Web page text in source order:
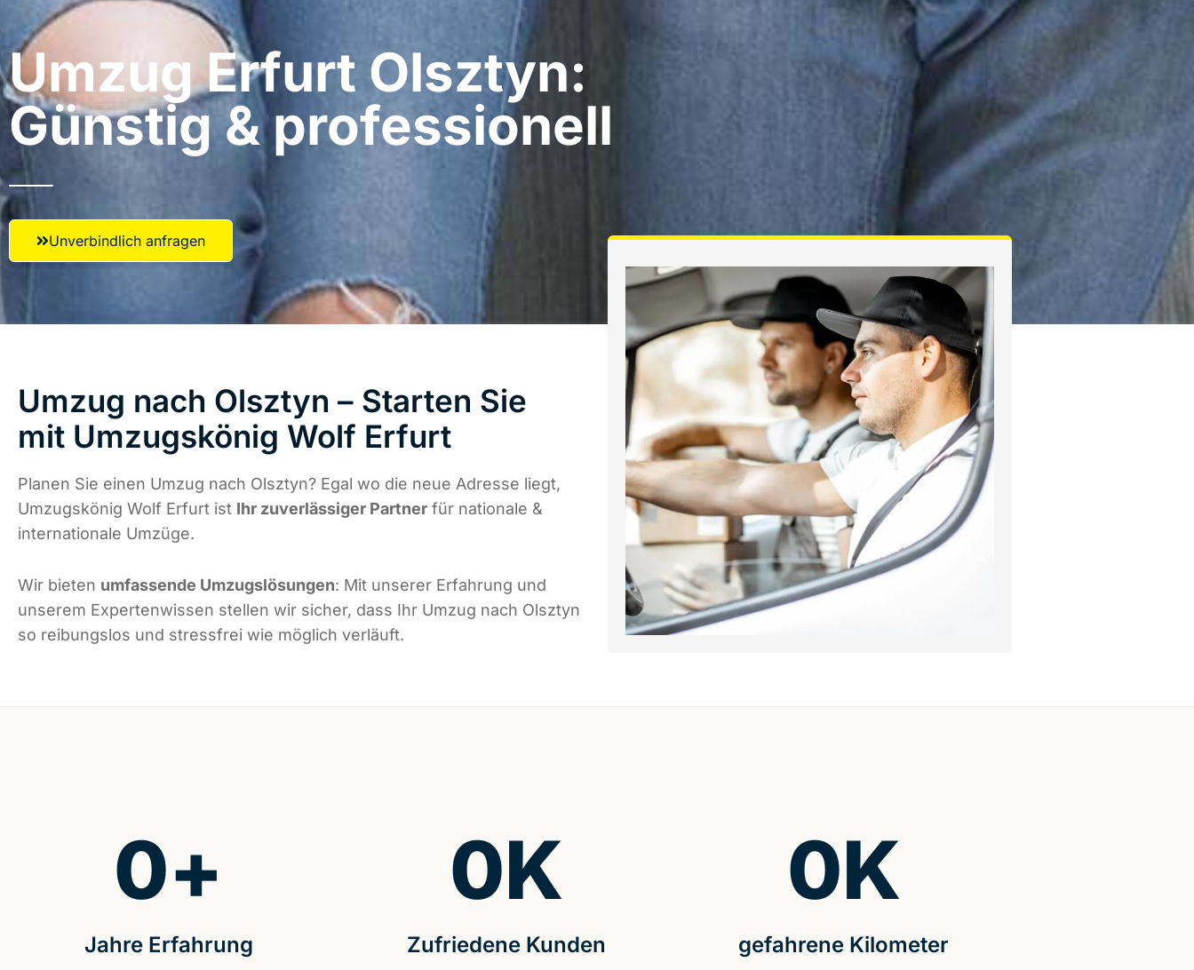
Umzug Erfurt​ Olsztyn:
Günstig & professionell​
Unverbindlich anfragen
Umzug nach Olsztyn – Starten Sie
mit Umzugskönig Wolf Erfurt
Planen Sie einen Umzug nach Olsztyn? Egal wo die neue Adresse liegt,
Umzugskönig Wolf Erfurt ist Ihr zuverlässiger Partner für nationale &
internationale Umzüge.
Wir bieten umfassende Umzugslösungen: Mit unserer Erfahrung und
unserem Expertenwissen stellen wir sicher, dass Ihr Umzug nach Olsztyn
so reibungslos und stressfrei wie möglich verläuft.
Jahre Erfahrung
0+
Zufriedene Kunden
0K
gefahrene Kilometer
0K